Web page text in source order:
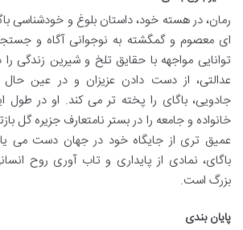
رمان، در هسته خود، داستان بلوغ و خودشناسی
ای معصوم و گمگشته به نوجوانی آگاه و
توانایی مواجهه با حقایق تلخ و شیرین زندگی را
عدالتی، از دست دادن عزیزان و در عین
جادویی، باگای را پخته تر می کند. او در طول
خانواده و جامعه را در بستر نامتعارف جزیره گل
عمیق تری از جایگاه خود در جهان دست می
باگای، نمادی از پایداری و تاب آوری روح
بزرگ است.
پایان بندی